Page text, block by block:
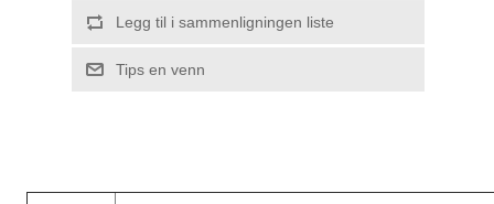
Legg til i sammenligningen liste
Tips en venn